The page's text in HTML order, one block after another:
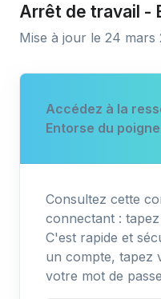
Arrêt de travail -
Mise à jour le 24 mars
Accédez à la
Entorse du
Consultez cette
connectant :
C'est rapide et
un compte, tapez
votre mot de